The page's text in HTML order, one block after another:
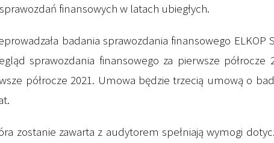
finansowych w latach ubiegłych.
badania sprawozdania finansowego ELKOP
sprawozdania finansowego za pierwsze półrocze
półrocze 2021. Umowa będzie trzecią umową o
zostanie zawarta z audytorem spełniają wymogi